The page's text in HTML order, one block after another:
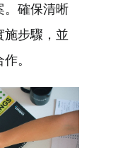
。確保清晰
施步驟，並
。